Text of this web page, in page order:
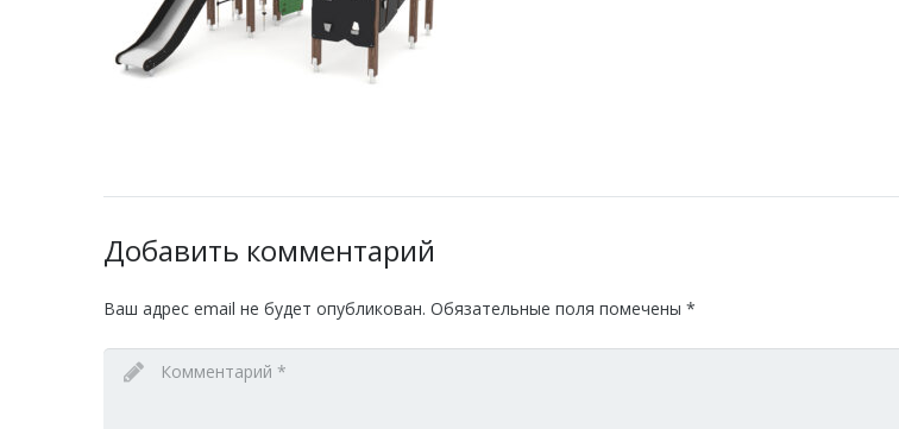
Добавить комментарий
Ваш адрес email не будет опубликован. Обязательные поля помечены *